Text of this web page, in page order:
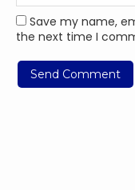
Save my name,
the next time I